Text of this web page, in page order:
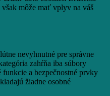
môže mať vplyv na váš
nevyhnutné pre správne
zahŕňa iba súbory
a bezpečnostné prvky
žiadne osobné